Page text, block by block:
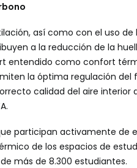
así como con el uso
a la reducción de la
entendido como confort
la óptima regulación del
calidad del aire interior
participan activamente de
de los espacios de
más de 8.300 estudiantes.